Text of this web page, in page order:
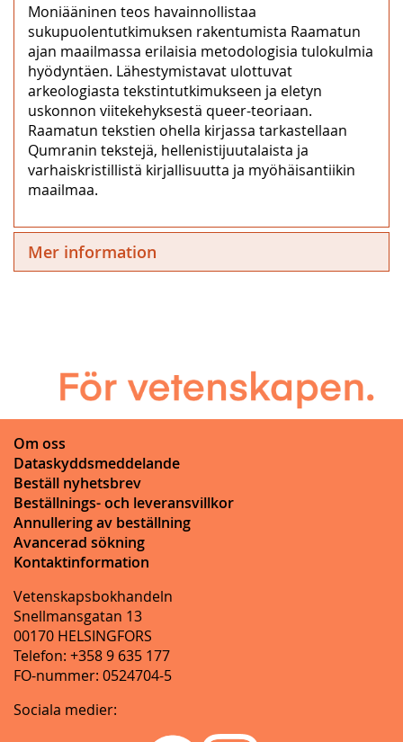
Moniääninen teos havainnollistaa
sukupuolentutkimuksen rakentumista Raamatun
ajan maailmassa erilaisia metodologisia tulokulmia
hyödyntäen. Lähestymistavat ulottuvat
arkeologiasta tekstintutkimukseen ja eletyn
uskonnon viitekehyksestä queer-teoriaan.
Raamatun tekstien ohella kirjassa tarkastellaan
Qumranin tekstejä, hellenistijuutalaista ja
varhaiskristillistä kirjallisuutta ja myöhäisantiikin
maailmaa.
Mer information
Om oss
Dataskyddsmeddelande
Beställ nyhetsbrev
Beställnings- och leveransvillkor
Annullering av beställning
Avancerad sökning
Kontaktinformation
Vetenskapsbokhandeln
Snellmansgatan 13
00170 HELSINGFORS
Telefon: +358 9 635 177
FO-nummer: 0524704-5
Sociala medier: